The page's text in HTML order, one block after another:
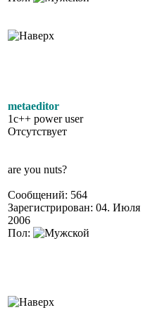
metaeditor
1c++ power user
Отсутствует
are you nuts?
Сообщений: 564
Зарегистрирован: 04. Июля
2006
Пол: